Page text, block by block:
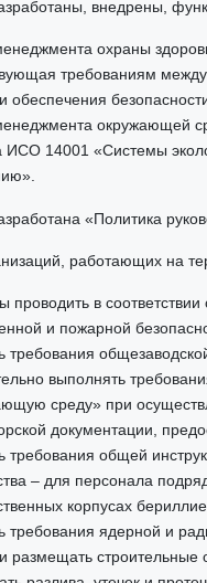
внедрены,
охраны
требованиям
обеспечения
окружающей
ИСО 14001 «Системы
«Политика
работающих на
проводить в
и пожарной
требования
выполнять
среду» при
документации,
требования общей
– для персонала
корпусах
требования ядерной и
размещать строительные